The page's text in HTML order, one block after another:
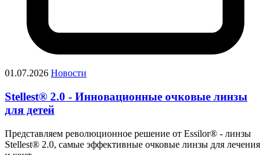
01.07.2026 Новости
Stellest® 2.0 - Инновационные очковые линзы
для детей
Представляем революционное решение от Essilor® - линзы
Stellest® 2.0, самые эффективные очковые линзы для лечения